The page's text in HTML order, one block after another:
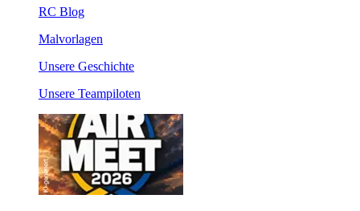
RC Blog
Malvorlagen
Unsere Geschichte
Unsere Teampiloten